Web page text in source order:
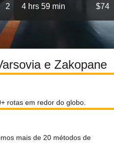
2 4 hrs 59 min $74
e Zakopane
rotas em redor do globo.
mais de 20 métodos de